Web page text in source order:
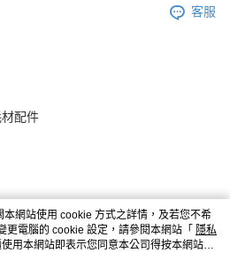
客服
配件
網站使用 cookie 方式之詳情，及若您不希
更電腦的 cookie 設定，請參閱本網站「 隱私
用本網站即表示您同意本公司得按本網站使